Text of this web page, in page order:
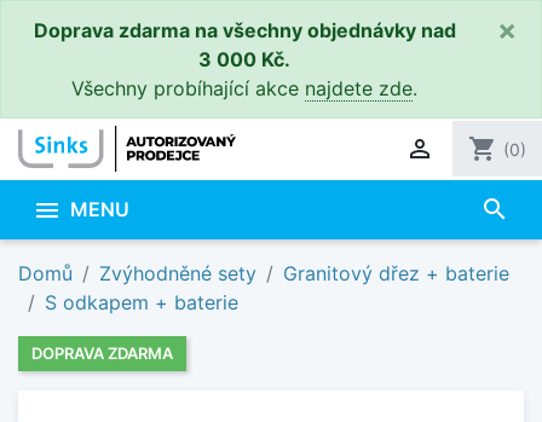
Doprava zdarma na všechny objednávky nad
3 000 Kč.
Všechny probíhající akce najdete zde.
×
 shopping_cart (0)
 MENU search
Domů Zvýhodněné sety
Granitový dřez + baterie
S odkapem + baterie
DOPRAVA ZDARMA